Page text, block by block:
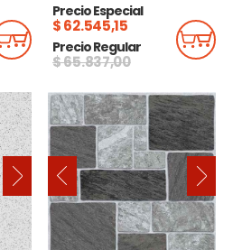
Añadir Al Carrito
Precio Especial
$ 62.545,15
Precio Regular
$ 65.837,00
› ‹ ›